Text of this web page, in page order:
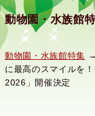
動物園・水族館
動物園・水族館特集 →
に最高のスマイルを
2026」開催決定